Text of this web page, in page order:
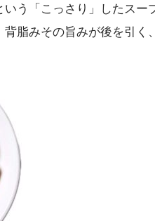
いう「こっさり」したス
脂みその旨みが後を引く